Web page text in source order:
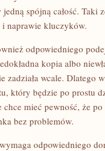
spójną całość. Taki
naprawie kluczyków.
odpowiedniego
kopia albo
zadziała wcale. Dlatego
który będzie po prostu
chce mieć pewność, że
bez problemów.
odpowiedniego